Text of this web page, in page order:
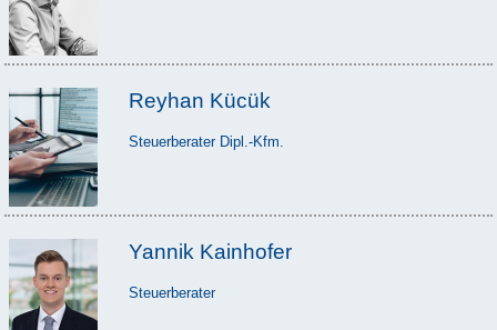
Reyhan Kücük
Steuerberater Dipl.-Kfm.
Yannik Kainhofer
Steuerberater